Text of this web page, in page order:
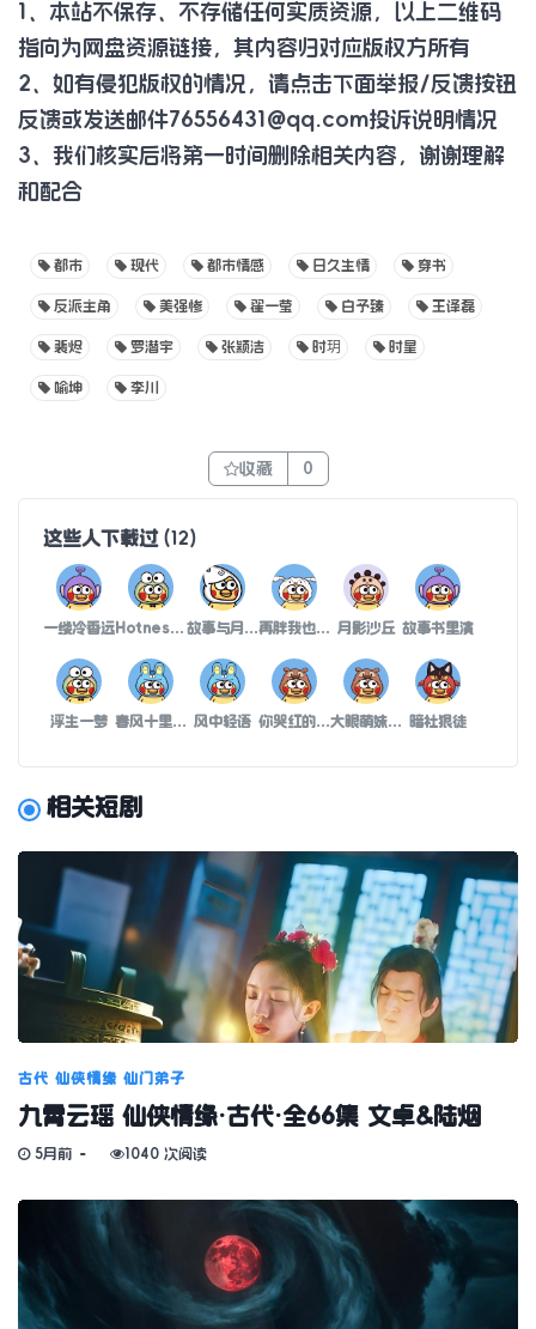
1、本站不保存、不存储任何实质资源，以上二维码
指向为网盘资源链接，其内容归对应版权方所有
2、如有侵犯版权的情况，请点击下面举报/反馈按钮
反馈或发送邮件76556431@qq.com投诉说明情况
3、我们核实后将第一时间删除相关内容，谢谢理解
和配合
都市 现代 都市情感 日久生情 穿书
反派主角 美强惨 翟一莹 白予臻 王译磊
裴烬 罗潜宇 张颖洁 时玥 时星
喻坤 李川
收藏 0
这些人下载过(12)
一缕冷香远 Hotness.（炽热.） 故事与月有关 再胖我也要你 月影沙丘 故事书里演
浮生一梦 春风十里吹不动你 风中轻语 你哭红的双眼 大眼萌妹李荣浩 暗社狠徒
相关短剧
古代 仙侠情缘 仙门弟子
九霄云瑶 仙侠情缘·古代·全66集 文卓&陆烟
5月前 1040 次阅读